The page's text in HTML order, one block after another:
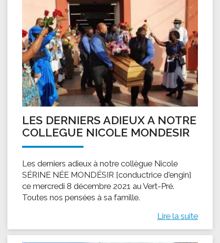
LES DERNIERS ADIEUX A NOTRE
COLLEGUE NICOLE MONDESIR
Les derniers adieux à notre collègue Nicole
SÉRINE NÉE MONDÉSIR [conductrice d'engin]
ce mercredi 8 décembre 2021 au Vert-Pré.
Toutes nos pensées à sa famille.
Lire la suite